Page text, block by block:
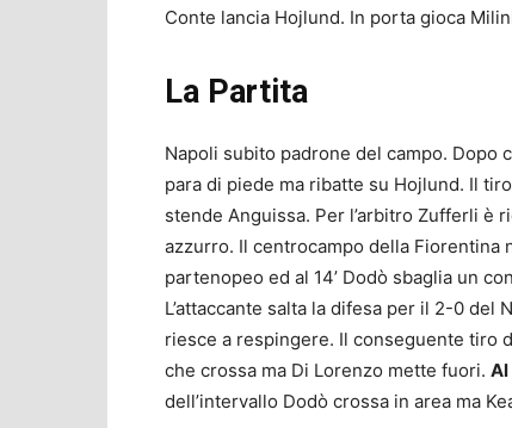
Conte lancia Hojlund. In porta gioca
La Partita
Napoli subito padrone del campo. Dopo
para di piede ma ribatte su Hojlund. Il
stende Anguissa. Per l’arbitro Zufferli è
azzurro. Il centrocampo della Fiorentina
partenopeo ed al 14’ Dodò sbaglia un
L’attaccante salta la difesa per il 2-0 del
riesce a respingere. Il conseguente tiro
che crossa ma Di Lorenzo mette fuori. Al
dell’intervallo Dodò crossa in area ma